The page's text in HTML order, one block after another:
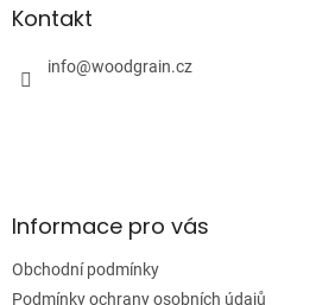
aKontakt
info@woodgrain.cz
Informace pro vás
Obchodní podmínky
Podmínky ochrany osobních údajů